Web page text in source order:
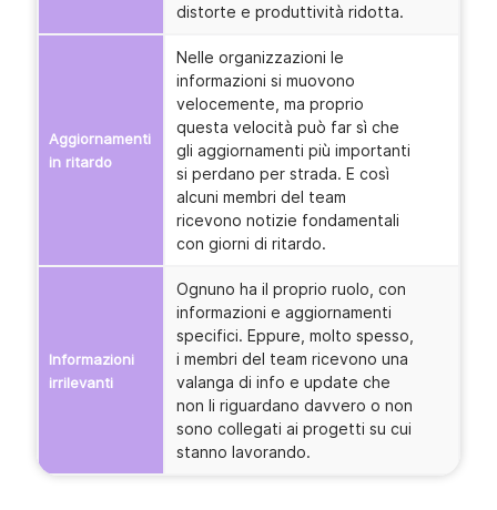
distorte e produttività ridotta.
Aggiornamenti
in ritardo
Nelle organizzazioni le
informazioni si muovono
velocemente, ma proprio
questa velocità può far sì che
gli aggiornamenti più importanti
si perdano per strada. E così
alcuni membri del team
ricevono notizie fondamentali
con giorni di ritardo.
Informazioni
irrilevanti
Ognuno ha il proprio ruolo, con
informazioni e aggiornamenti
specifici. Eppure, molto spesso,
i membri del team ricevono una
valanga di info e update che
non li riguardano davvero o non
sono collegati ai progetti su cui
stanno lavorando.